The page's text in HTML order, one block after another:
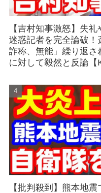
【吉村知事激怒】失
迷惑記者を完全論破！
詐称、無能」繰り返さ
に対して毅然と反論【
【批判殺到】熊本地